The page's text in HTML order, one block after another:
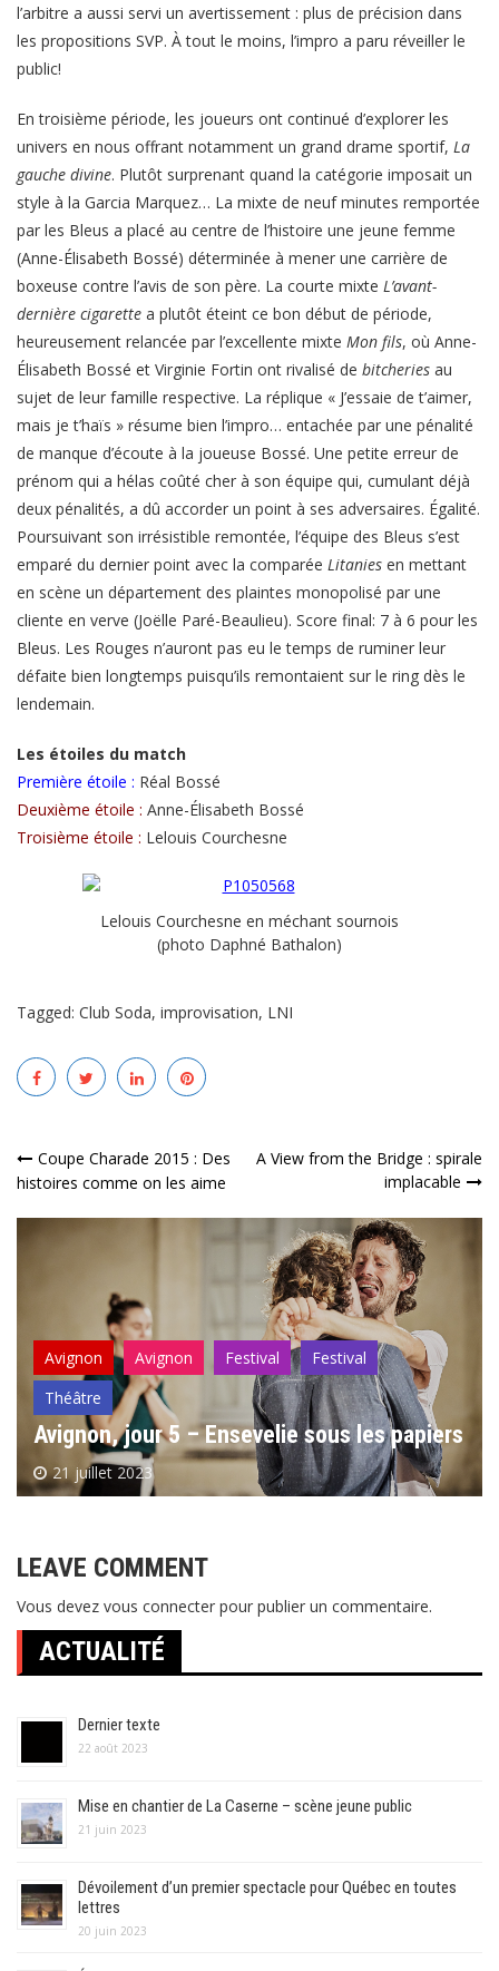
l’arbitre a aussi servi un avertissement : plus de précision dans
les propositions SVP. À tout le moins, l’impro a paru réveiller le
public!
En troisième période, les joueurs ont continué d’explorer les
univers en nous offrant notamment un grand drame sportif, La
gauche divine. Plutôt surprenant quand la catégorie imposait un
style à la Garcia Marquez… La mixte de neuf minutes remportée
par les Bleus a placé au centre de l’histoire une jeune femme
(Anne-Élisabeth Bossé) déterminée à mener une carrière de
boxeuse contre l’avis de son père. La courte mixte L’avant-
dernière cigarette a plutôt éteint ce bon début de période,
heureusement relancée par l’excellente mixte Mon fils, où Anne-
Élisabeth Bossé et Virginie Fortin ont rivalisé de bitcheries au
sujet de leur famille respective. La réplique « J’essaie de t’aimer,
mais je t’haïs » résume bien l’impro… entachée par une pénalité
de manque d’écoute à la joueuse Bossé. Une petite erreur de
prénom qui a hélas coûté cher à son équipe qui, cumulant déjà
deux pénalités, a dû accorder un point à ses adversaires. Égalité.
Poursuivant son irrésistible remontée, l’équipe des Bleus s’est
emparé du dernier point avec la comparée Litanies en mettant
en scène un département des plaintes monopolisé par une
cliente en verve (Joëlle Paré-Beaulieu). Score final: 7 à 6 pour les
Bleus. Les Rouges n’auront pas eu le temps de ruminer leur
défaite bien longtemps puisqu’ils remontaient sur le ring dès le
lendemain.
Les étoiles du match
Première étoile : Réal Bossé
Deuxième étoile : Anne-Élisabeth Bossé
Troisième étoile : Lelouis Courchesne
Lelouis Courchesne en méchant sournois
(photo Daphné Bathalon)
Tagged: Club Soda, improvisation, LNI
Navigation
l’article
Coupe Charade 2015 : Des
histoires comme on les aime
A View from the Bridge : spirale
implacable
Avignon Avignon Festival
Festival
Théâtre
Avignon, jour 5 – Ensevelie sous les papiers
21 juillet 2023
LEAVE COMMENT
Vous devez vous connecter pour publier un commentaire.
ACTUALITÉ
Dernier texte
22 août 2023
Mise en chantier de La Caserne – scène jeune public
21 juin 2023
Dévoilement d’un premier spectacle pour Québec en toutes
lettres
20 juin 2023